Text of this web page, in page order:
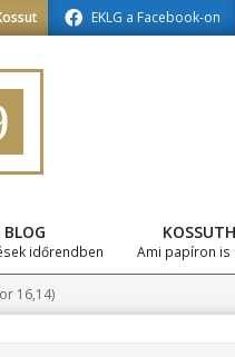
tagozat szerkesztésében
EKLG a Facebook-on
BLOG
időrendben Ami papíron is
16,14)